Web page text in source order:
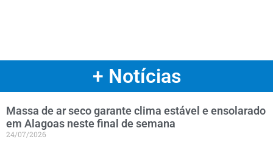
+ Notícias
Massa de ar seco garante clima estável e ensolarado
em Alagoas neste final de semana
24/07/2026